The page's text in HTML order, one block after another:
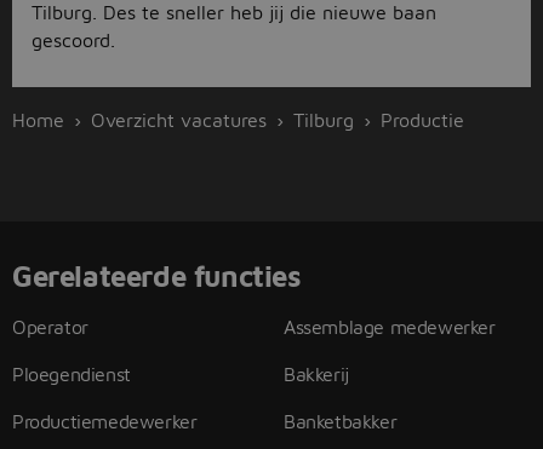
Tilburg. Des te sneller heb jij die nieuwe baan
gescoord.
Home Overzicht vacatures Tilburg Productie
Gerelateerde functies
Operator
Ploegendienst
Productiemedewerker
Assemblage medewerker
Bakkerij
Banketbakker